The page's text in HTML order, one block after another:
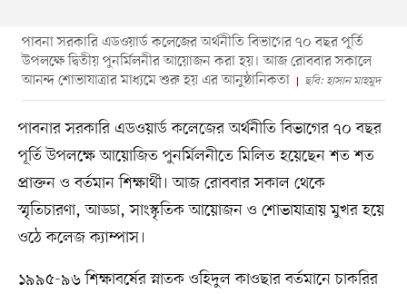
পাবনা সরকারি এডওয়ার্ড কলেজের অর্থনীতি বিভাগের ৭০ বছর পূর্তি
উপলক্ষে দ্বিতীয় পুনর্মিলনীর আয়োজন করা হয়। আজ রোববার সকালে
আনন্দ শোভাযাত্রার মাধ্যমে শুরু হয় এর আনুষ্ঠানিকতা
ছবি: হাসান মাহমুদ
পাবনার সরকারি এডওয়ার্ড কলেজের অর্থনীতি বিভাগের ৭০ বছর
পূর্তি উপলক্ষে আয়োজিত পুনর্মিলনীতে মিলিত হয়েছেন শত শত
প্রাক্তন ও বর্তমান শিক্ষার্থী। আজ রোববার সকাল থেকে
স্মৃতিচারণা, আড্ডা, সাংস্কৃতিক আয়োজন ও শোভাযাত্রায় মুখর হয়ে
ওঠে কলেজ ক্যাম্পাস।
১৯৯৫-৯৬ শিক্ষাবর্ষের স্নাতক ওহিদুল কাওছার বর্তমানে চাকরির